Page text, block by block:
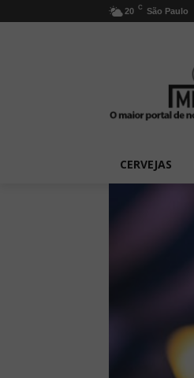
20 C São Paulo
CERVEJAS